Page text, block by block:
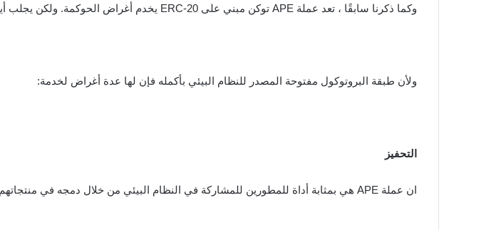
وكما ذكرنا سابقًا ، تعد عملة APE توكن مبني على ERC-20 يخدم أغراض الحوكمة. ولكن يجلب أيضًا عند استخدامه داخل نظامها البيئي يمكن المستخدم من الولوج اليه.
ولأن طبقة البروتوكول مفتوحة المصدر للنظام البيئي بأكمله فإن لها عدة أغراض لخدمة:
التحفيز
ان عملة APE هي بمثابة أداة للمطورين للمشاركة في النظام البيئي من خلال دمجه في منتجاتهم وألعابهم وخدماتهم وما إلى ذلك.